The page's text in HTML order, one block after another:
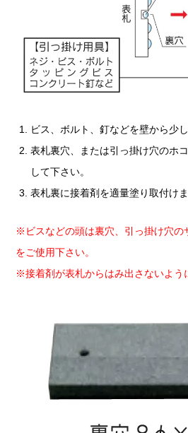
ビス、ボルト、釘などを壁から少
表札裏穴、または引っ掛け穴のホ
して下さい。
表札裏に接着剤を適量塗り取付けま
※ビスなどの頭は裏穴、引っ掛け穴の
をご使用下さい。
※接着剤が表札からはみ出さないよう